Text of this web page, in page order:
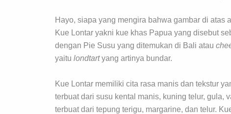
Hayo, siapa yang mengira bahwa gambar di
Kue Lontar yakni kue khas Papua yang disebut
dengan Pie Susu yang ditemukan di Bali atau
yaitu londtartyang artinya bundar.
Kue Lontar memiliki cita rasa manis dan tekstur
terbuat dari susu kental manis, kuning telur, gula,
terbuat dari tepung terigu, margarine, dan telur.